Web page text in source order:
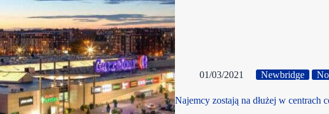
01/03/2021 Newbridge
Najemcy zostają na dłużej w centrach